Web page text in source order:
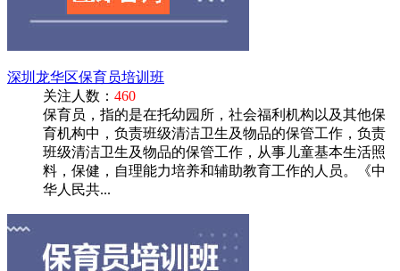
深圳龙华区保育员培训班
关注人数： 460
保育员，指的是在托幼园所，社会福利机构以及其他保
育机构中，负责班级清洁卫生及物品的保管工作，负责
班级清洁卫生及物品的保管工作，从事儿童基本生活照
料，保健，自理能力培养和辅助教育工作的人员。《中
华人民共...